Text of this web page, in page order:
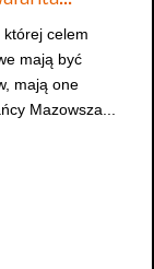
celem
mają być
mają one
Mazowsza...